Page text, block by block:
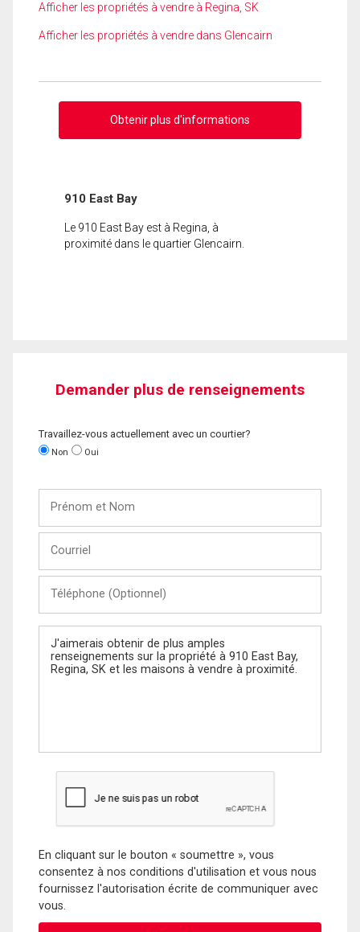
Afficher les propriétés à vendre à Regina, SK
Afficher les propriétés à vendre dans Glencairn
Obtenir plus d'informations
910 East Bay
Le 910 East Bay est à Regina, à
proximité dans le quartier Glencairn.
Demander plus de renseignements
Travaillez-vous actuellement avec un courtier?
Non Oui
Nom
(Optionnel)
Message
En cliquant sur le bouton « soumettre », vous
consentez à nos conditions d'utilisation et vous nous
fournissez l'autorisation écrite de communiquer avec
vous.